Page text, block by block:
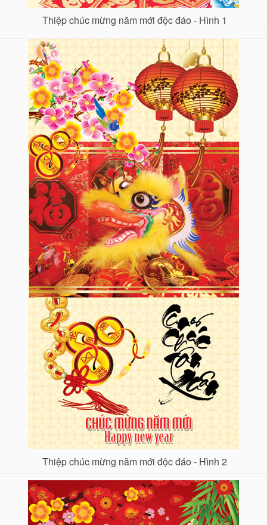
Thiệp chúc mừng năm mới độc đáo - Hình 1
Thiệp chúc mừng năm mới độc đáo - Hình 2